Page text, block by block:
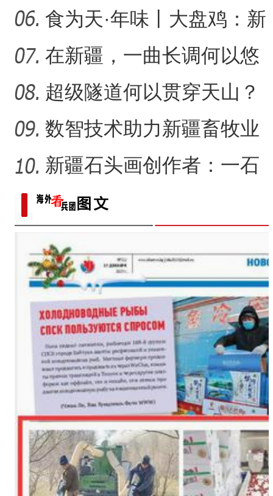
支撑？
食为天·年味丨大盘鸡：新
疆春节餐桌上的年味担当
在新疆，一曲长调何以悠
扬？
超级隧道何以贯穿天山？
数智技术助力新疆畜牧业
走“新”路
新疆石头画创作者：一石
一画乐在其中